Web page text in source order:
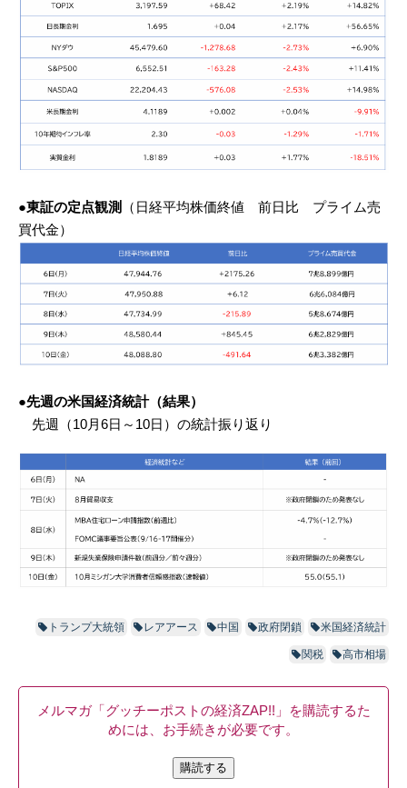
●東証の定点観測
（日経平均株価終値 前日比 プライム売
買代金）
●先週の米国経済統計（結果）
先週（10月6日～10日）の統計振り返り
トランプ大統領 レアアース 中国 政府閉鎖 米国経済統計
関税 高市相場
メルマガ「グッチーポストの経済ZAP!!」を購読するた
めには、お手続きが必要です。
購読する